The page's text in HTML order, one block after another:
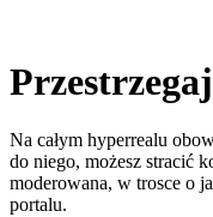
Na całym hyperrealu
do niego, możesz stracić
moderowana, w trosce o
portalu.